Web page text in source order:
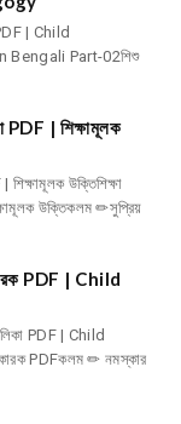
| Child
Part-02শিশু
PDF | শিক্ষামূলক
শিক্ষামূলক উক্তিশিক্ষা
উক্তিকলম ✏সুপ্রিয়
PDF | Child
PDF | Child
PDFকলম ✏ নমস্কার